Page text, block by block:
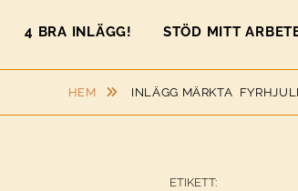
4 BRA INLÄGG! STÖD MITT
HEM INLÄGG MÄRKTA
ETIKETT: